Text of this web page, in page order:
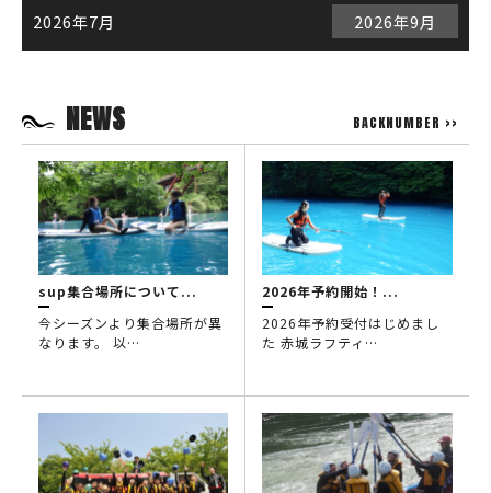
2026年7月 2026年9月
NEWS BACKNUMBER >>
sup集合場所について...
今シーズンより集合場所が異
なります。 以…
2026年予約開始！...
2026年予約受付はじめまし
た 赤城ラフティ…